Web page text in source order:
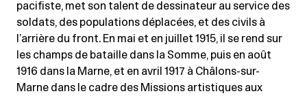
pacifiste, met son talent de dessinateur au service des
soldats, des populations déplacées, et des civils à
l’arrière du front. En mai et en juillet 1915, il se rend sur
les champs de bataille dans la Somme, puis en août
1916 dans la Marne, et en avril 1917 à Châlons-sur-
Marne dans le cadre des Missions artistiques aux